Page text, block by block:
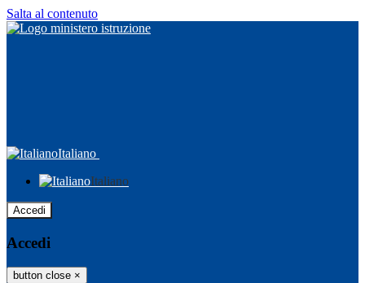
Salta al contenuto
Italiano
Italiano
Accedi
Accedi
button close ×